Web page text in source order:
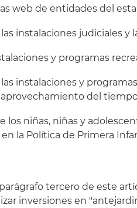
web de entidades del
instalaciones judiciales
y programas
instalaciones y
aprovechamiento del
los niñas, niñas y
la Política de Primera
tercero de este
inversiones en